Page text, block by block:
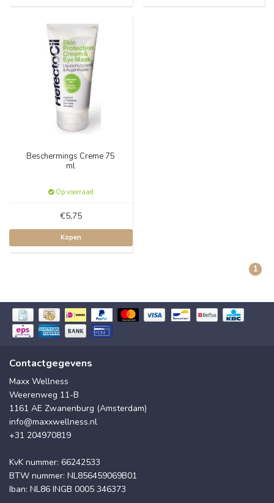
Beschermings Creme 75
ml
Op voorraad
€5,75
Kopen
1
Contactgegevens
Maxx Wellness
Weerenweg 11-B
1161 AE Zwanenburg (Amsterdam)
info@maxxwellness.nl
+31 204970819
KvK nummer: 66242533
BTW nummer: NL856459069B01
Iban: NL86 INGB 0005 346373